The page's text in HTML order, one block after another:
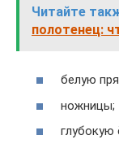
Читайте
полотенец:
белую
ножницы;
глубокую